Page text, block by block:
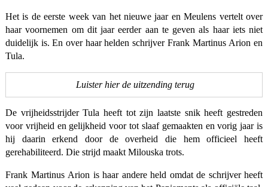
Het is de eerste week van het nieuwe jaar en Meulens vertelt over
haar voornemen om dit jaar eerder aan te geven als haar iets niet
duidelijk is. En over haar helden schrijver Frank Martinus Arion en
Tula.
Luister hier de uitzending terug
De vrijheidsstrijder Tula heeft tot zijn laatste snik heeft gestreden
voor vrijheid en gelijkheid voor tot slaaf gemaakten en vorig jaar is
hij daarin erkend door de overheid die hem officieel heeft
gerehabiliteerd. Die strijd maakt Milouska trots.
Frank Martinus Arion is haar andere held omdat de schrijver heeft